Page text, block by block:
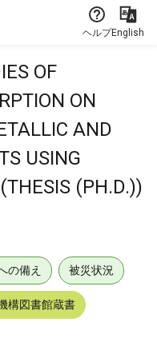
ヘルプEnglish
OF
ON
AND
USING
(PH.D.))
の備え 被災状況
構図書館蔵書